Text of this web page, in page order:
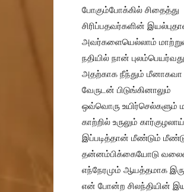
போகும்போக்கில் சிதைத்து
சிரிப்பதவர்களின்
அவர்களையெல்லாம்
நதியில் நான்
அதற்காக நீந்தும் மீனாகவா
வேருடன் பிடுங்கினாலும்
ஒவ்வொரு உயிர்செல்களும்
காற்றில் உருலும்
இப்படித்தான் மீண்டும்
தன்னம்பிக்கையோடு
எந்நேரமும் ஆயத்தமாக
என் போன்ற சிலந்தியின்